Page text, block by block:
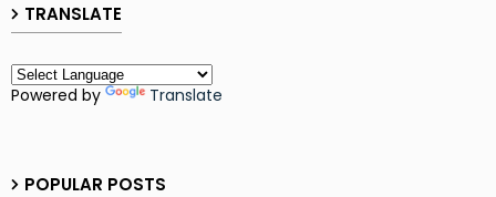
TRANSLATE
Powered by Translate
POPULAR POSTS